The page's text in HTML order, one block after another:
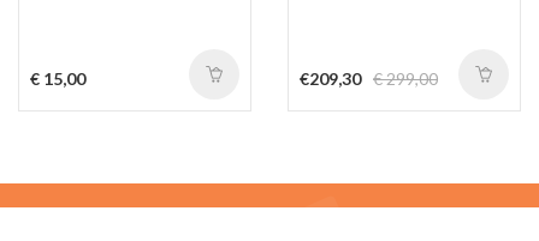
€ 15,00 €209,30 € 299,00